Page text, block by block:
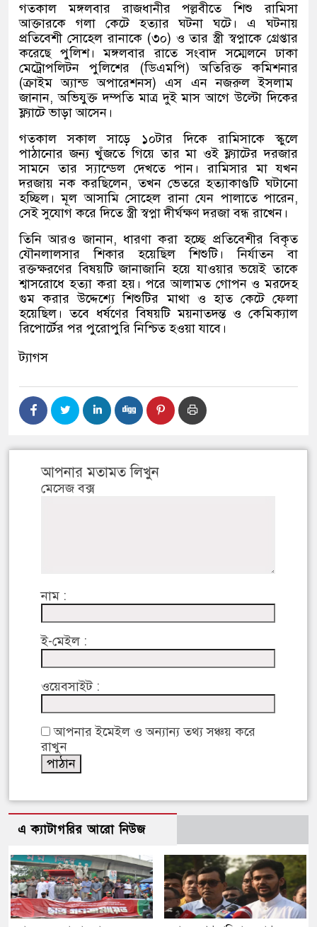
গতকাল মঙ্গলবার রাজধানীর পল্লবীতে শিশু রামিসা
আক্তারকে গলা কেটে হত্যার ঘটনা ঘটে। এ ঘটনায়
প্রতিবেশী সোহেল রানাকে(৩০) ও তার স্ত্রী স্বপ্নাকে গ্রেপ্তার
করেছে পুলিশ। মঙ্গলবার রাতে সংবাদ সম্মেলনে ঢাকা
মেট্রোপলিটন পুলিশের (ডিএমপি)অতিরিক্ত কমিশনার
(ক্রাইম অ্যান্ড অপারেশনস)এস এন নজরুল ইসলাম
জানান,অভিযুক্ত দম্পতি মাত্র দুই মাস আগে উল্টো দিকের
ফ্ল্যাটে ভাড়া আসেন।
গতকাল সকাল সাড়ে ১০টার দিকে রামিসাকে স্কুলে
পাঠানোর জন্য খুঁজতে গিয়ে তার মা ওই ফ্ল্যাটের দরজার
সামনে তার স্যান্ডেল দেখতে পান। রামিসার মা যখন
দরজায় নক করছিলেন,তখন ভেতরে হত্যাকাণ্ডটি ঘটানো
হচ্ছিল। মূল আসামি সোহেল রানা যেন পালাতে পারেন,
সেই সুযোগ করে দিতে স্ত্রী স্বপ্না দীর্ঘক্ষণ দরজা বন্ধ রাখেন।
তিনি আরও জানান, ধারণা করা হচ্ছে প্রতিবেশীর বিকৃত
যৌনলালসার শিকার হয়েছিল শিশুটি। নির্যাতন বা
রক্তক্ষরণের বিষয়টি জানাজানি হয়ে যাওয়ার ভয়েই তাকে
শ্বাসরোধে হত্যা করা হয়। পরে আলামত গোপন ও মরদেহ
গুম করার উদ্দেশ্যে শিশুটির মাথা ও হাত কেটে ফেলা
হয়েছিল। তবে ধর্ষণের বিষয়টি ময়নাতদন্ত ও কেমিক্যাল
রিপোর্টের পর পুরোপুরি নিশ্চিত হওয়া যাবে।
ট্যাগস
আপনার মতামত লিখুন
মেসেজ বক্স
নাম :
ই-মেইল :
ওয়েবসাইট :
আপনার ইমেইল ও অন্যান্য তথ্য সঞ্চয় করে
রাখুন
এ ক্যাটাগরির আরো নিউজ